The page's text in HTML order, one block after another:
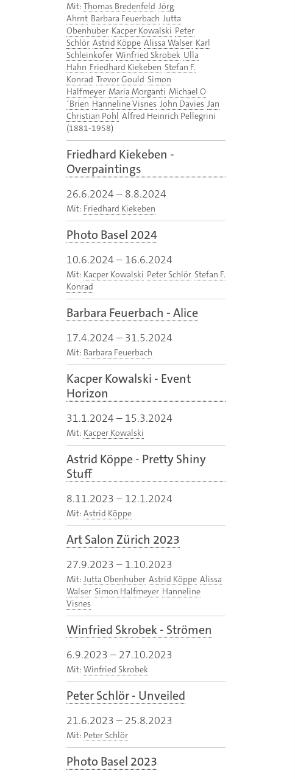
Mit: Thomas Bredenfeld Jörg
Ahrnt Barbara Feuerbach Jutta
Obenhuber Kacper Kowalski Peter
Schlör Astrid Köppe Alissa Walser Karl
Schleinkofer Winfried Skrobek Ulla
Hahn Friedhard Kiekeben Stefan F.
Konrad Trevor Gould Simon
Halfmeyer Maria Morganti Michael O
´Brien Hanneline Visnes John Davies Jan
Christian Pohl Alfred Heinrich Pellegrini
(1881-1958)
Friedhard Kiekeben -
Overpaintings
26.6.2024– 8.8.2024
Mit: Friedhard Kiekeben
Photo Basel 2024
10.6.2024– 16.6.2024
Mit: Kacper Kowalski Peter Schlör Stefan F.
Konrad
Barbara Feuerbach - Alice
17.4.2024– 31.5.2024
Mit: Barbara Feuerbach
Kacper Kowalski - Event
Horizon
31.1.2024– 15.3.2024
Mit: Kacper Kowalski
Astrid Köppe - Pretty Shiny
Stuff
8.11.2023 – 12.1.2024
Mit: Astrid Köppe
Art Salon Zürich 2023
27.9.2023 – 1.10.2023
Mit: Jutta Obenhuber Astrid Köppe Alissa
Walser Simon Halfmeyer Hanneline
Visnes
Winfried Skrobek - Strömen
6.9.2023 – 27.10.2023
Mit: Winfried Skrobek
Peter Schlör - Unveiled
21.6.2023 – 25.8.2023
Mit: Peter Schlör
Photo Basel 2023